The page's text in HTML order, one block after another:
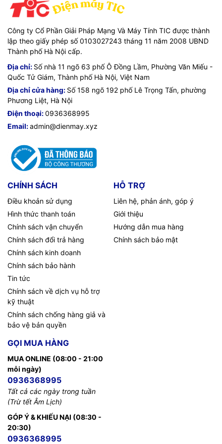
tính thẩm mỹ cho sản phẩm. Ngoài ra thiết kế hoàn hảo của
sản phẩm cũng là điểm cộng cho việc nâng cấp sửa chữa
được dễ dàng hơn.
Thông số kỹ thuật:
Thương hiệu
Mã sản phẩm
Bộ vi xử lý
Core i3
Dung lượng RAM
8GB
Card màn hình
VGA Onboard
Hệ điều hành cài sẵn
Windows 11
Loại máy tính
Máy tính để bàn
Dung lượng Ổ cứng
256GB SSD
Thông số khác
Ổ quang (Optical drive)
Không có
Bảo hành
12 tháng
TIC.VN– Nhà phân phối và cung cấp giải pháp công nghệ
uy tín tại Việt Nam. Chúng tôi chuyên cung cấp đa dạng sản
phẩm:
Camera giám sát
kiện máy tính ,Điện máy như tivi, tủ lạnh, máy giặt, máy hút
ẩm... cùng nhiều thiết bị công nghệ khác.
mang đếnsản phẩm chính hãng, giá tốt, dịch vụ chuyên
nghiệp, đáp ứng tối đa nhu cầu của doanh nghiệp cũng như
gia đình và cá nhân.
Công ty Cổ Phần Giải Pháp Mạng Và Máy Tính TIC được thành
lập theo giấy phép số 0103027243 tháng 11 năm 2008 UBND
Thành phố Hà Nội cấp.
Địa chỉ: Số nhà 11 ngõ 63 phố Ô Đồng Lầm, Phường Văn Miếu -
Quốc Tử Giám, Thành phố Hà Nội, Việt Nam
Địa chỉ cửa hàng: Số 158 ngõ 192 phố Lê Trọng Tấn, phường
Phương Liệt, Hà Nội
Điện thoại:0936368995
Email:admin@dienmay.xyz
CHÍNH SÁCH
Điều khoản sử dụng
Hình thức thanh toán
Chính sách vận chuyển
Chính sách đổi trả hàng
Chính sách kinh doanh
Chính sách bảo hành
Tin tức
Chính sách về dịch vụ hỗ trợ
kỹ thuật
Chính sách chống hàng giả và
bảo vệ bản quyền
HỖ TRỢ
Liên hệ, phản ánh, góp ý
Giới thiệu
Hướng dẫn mua hàng
Chính sách bảo mật
GỌI MUA HÀNG
MUA ONLINE (08:00 - 21:00
mỗi ngày)
0936368995
Tất cả các ngày trong tuần
(Trừ tết Âm Lịch)
GÓP Ý & KHIẾU NẠI (08:30 -
20:30)
0936368995